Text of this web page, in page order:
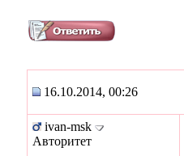
16.10.2014, 00:26
ivan-msk
Авторитет